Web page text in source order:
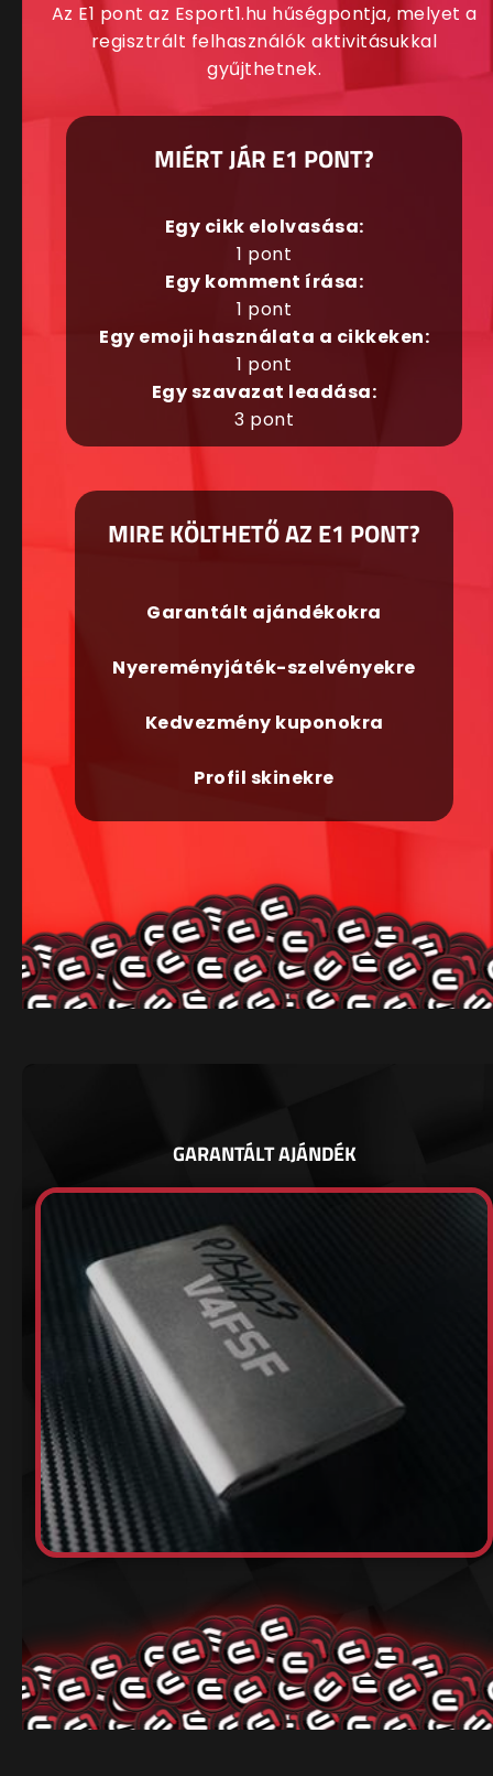
Az E1 pont az Esport1.hu hűségpontja, melyet a
regisztrált felhasználók aktivitásukkal
gyűjthetnek.
MIÉRT JÁR E1 PONT?
Egy cikk elolvasása:
1 pont
Egy komment írása:
1 pont
Egy emoji használata a cikkeken:
1 pont
Egy szavazat leadása:
3 pont
MIRE KÖLTHETŐ AZ E1 PONT?
Garantált ajándékokra
Nyereményjáték-szelvényekre
Kedvezmény kuponokra
Profil skinekre
GARANTÁLT AJÁNDÉK